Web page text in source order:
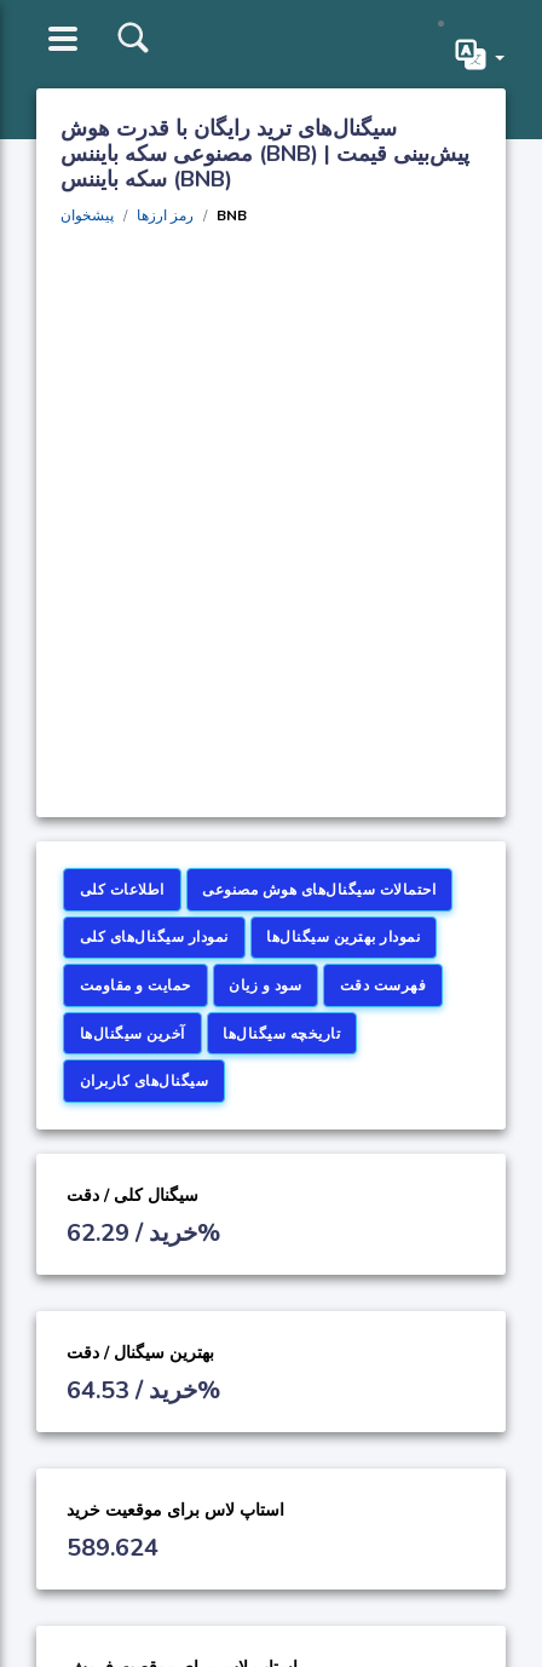
سیگنال‌های ترید رایگان با قدرت هوش
مصنوعی سکه بایننس (BNB) | پیش‌بینی قیمت
سکه بایننس (BNB)
پیشخوان رمز ارزها BNB
اطلاعات کلی احتمالات سیگنال‌های هوش مصنوعی
نمودار سیگنال‌های کلی نمودار بهترین سیگنال‌ها
حمایت و مقاومت سود و زیان فهرست دقت
آخرین سیگنال‌ها تاریخچه سیگنال‌ها
سیگنال‌های کاربران
سیگنال کلی / دقت
خرید / 62.29%
بهترین سیگنال / دقت
خرید / 64.53%
استاپ لاس برای موقعیت خرید
589.624